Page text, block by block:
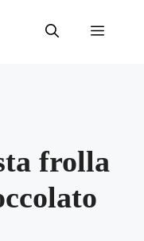
Menu
frolla